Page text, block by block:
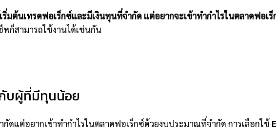
ริ่มต้นเทรดฟอเร็กซ์และมีเงินทุนที่จำกัด แต่อยากจะเข้าทำกำไรในตลาดฟอเ
ก็สามารถใช้งานได้เช่นกัน
กับผู้ที่มีทุนน้อย
ดแต่อยากเข้าทำกำไรในตลาดฟอเร็กซ์ด้วยงบประมาณที่จำกัด การเลือกใช้